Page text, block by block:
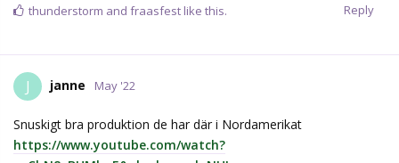
Reply
thunderstorm and fraasfest like this.
J janne May '22
Snuskigt bra produktion de har där i Nordamerikat
https://www.youtube.com/watch?